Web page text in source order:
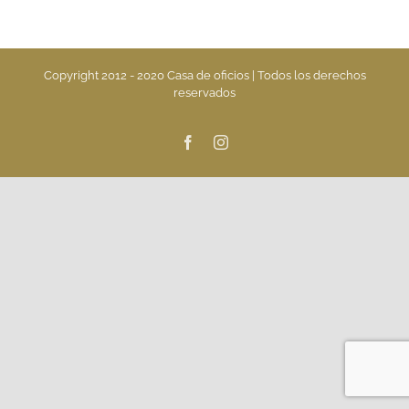
Copyright 2012 - 2020 Casa de oficios | Todos los derechos
reservados
FacebookInstagram